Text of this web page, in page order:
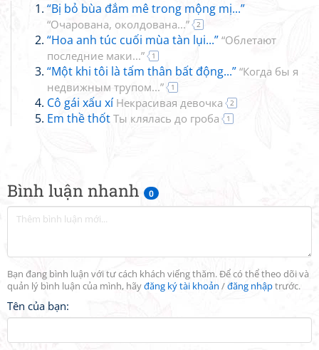
Bình luận nhanh 0
Bạn đang bình luận với tư cách khách viếng thăm. Để có thể theo dõi và
quản lý bình luận của mình, hãyđăng ký tài khoản /đăng nhậptrước.
Tên của bạn:
“Bị bỏ bùa đắm mê trong mộng mị...”
“Очарована, околдована...” 2
“Hoa anh túc cuối mùa tàn lụi...” “Облетают
последние маки...”
1
“Một khi tôi là tấm thân bất động...” “Когда бы я
недвижным трупом...”
1
Cô gái xấu xí Некрасивая девочка 2
Em thề thốt Ты клялась до гроба 1